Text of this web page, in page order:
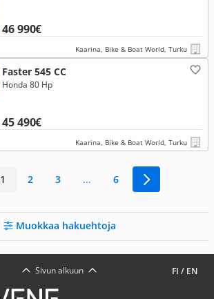
46 990€
Kaarina, Bike & Boat World, Turku
Faster 545 CC
45 490€
Honda 80 Hp
Kaarina, Bike & Boat World, Turku
1 2 3 ... 6
Muokkaa hakuehtoja
FI / EN
Sivun alkuun